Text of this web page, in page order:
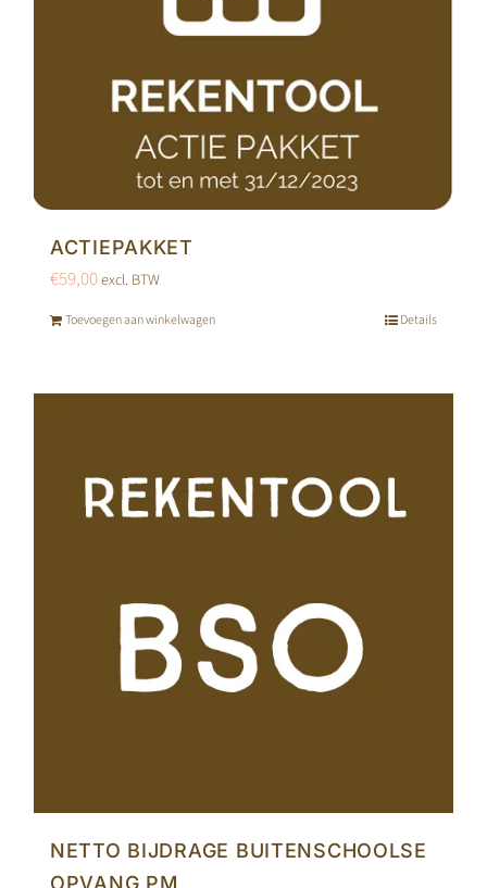
ACTIEPAKKET
€59,00excl. BTW
Toevoegen aan winkelwagen Details
NETTO BIJDRAGE BUITENSCHOOLSE
OPVANG PM